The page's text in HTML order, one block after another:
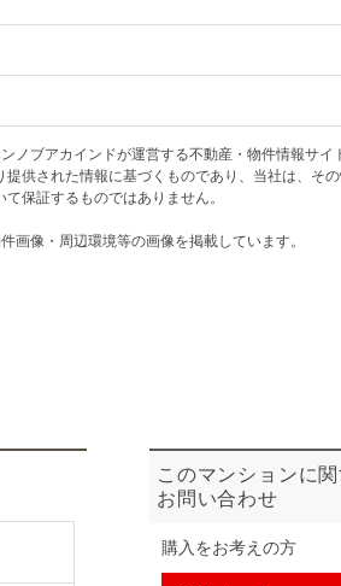
住まい1プラス（お役立ちコ
住まい1プラス（お役立ちコ
ノブアカインドが運営する不動産・物件情報サイ
提供された情報に基づくものであり、当社は、そ
保証するものではありません。
画像・周辺環境等の画像を掲載しています。
このマンションに関
お問い合わせ
購入をお考えの方